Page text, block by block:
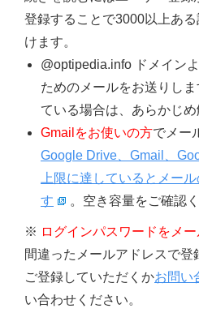
登録することで3000以上あ
けます。
@optipedia.info ドメイン
ためのメールをお送りしま
ている場合は、あらかじめ
Gmailをお使いの方でメー
Google Drive、Gmail、
上限に達しているとメー
す
。空き容量をご確認く
※ ログインパスワードをメー
間違ったメールアドレスで登
ご登録していただくかお問い
い合わせください。